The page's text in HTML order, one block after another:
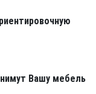
Вашу мебель